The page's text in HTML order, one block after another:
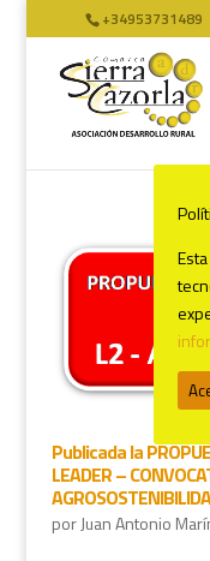
+34953731489
Publicada la
LEADER –
porJuan Antonio